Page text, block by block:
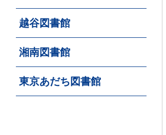
越谷図書館
湘南図書館
東京あだち図書館